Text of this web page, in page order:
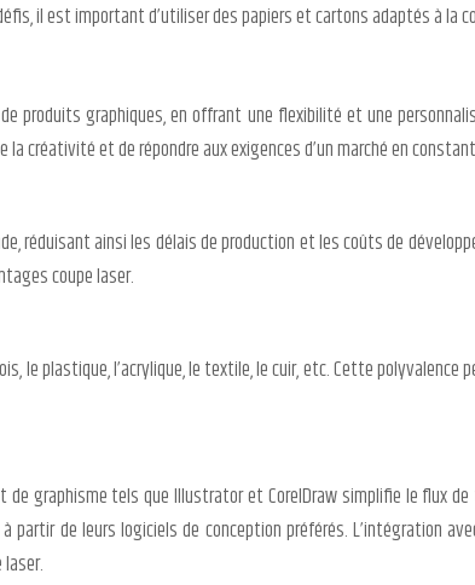
il est important d’utiliser des papiers et cartons adaptés à la
graphiques, en offrant une flexibilité et une
et de répondre aux exigences d’un marché en
réduisant ainsi les délais de production et les coûts de
coupe laser.
le plastique, l’acrylique, le textile, le cuir, etc. Cette
graphisme tels que Illustrator et CorelDraw simplifie le flux
de leurs logiciels de conception préférés. L’intégration